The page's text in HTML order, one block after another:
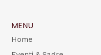
MENU
Home